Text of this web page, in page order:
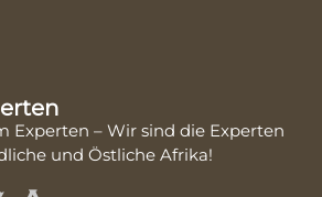
Experten – Wir sind die Experten
und Östliche Afrika!